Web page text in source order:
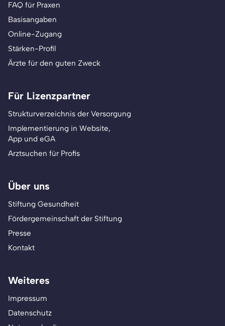
FAQ für Praxen
Basisangaben
Online-Zugang
Stärken-Profil
Ärzte für den guten Zweck
Für Lizenzpartner
Strukturverzeichnis der Versorgung
Implementierung in Website,
App und eGA
Arztsuchen für Profis
Über uns
Stiftung Gesundheit
Fördergemeinschaft der Stiftung
Presse
Kontakt
Weiteres
Impressum
Datenschutz